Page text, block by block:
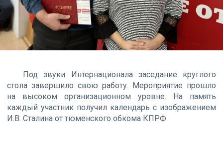
Под звуки Интернационала заседание круглого
стола завершило свою работу. Мероприятие прошло
на высоком организационном уровне. На память
каждый участник получил календарь с изображением
И.В. Сталина от тюменского обкома КПРФ.